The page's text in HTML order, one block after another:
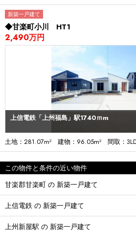
新築一戸建て
◆甘楽町小川 HT1
2,490万円
上信電鉄「上州福島」駅1740ｍm
土地：281.07m² 建物：96.05m² 間取：
この物件と条件の近い物件
甘楽郡甘楽町 の 新築一戸建て
上信電鉄 の 新築一戸建て
上州新屋駅 の 新築一戸建て